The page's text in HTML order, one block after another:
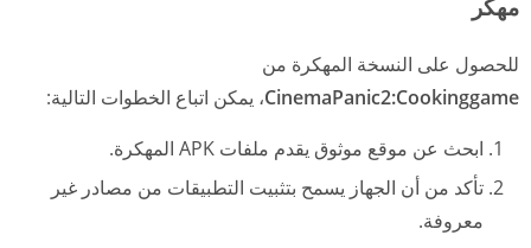
مهكر
للحصول على النسخة المهكرة من
CinemaPanic2:Cookinggame، يمكن اتباع الخطوات التالية:
ابحث عن موقع موثوق يقدم ملفات APK المهكرة.
تأكد من أن الجهاز يسمح بتثبيت التطبيقات من مصادر غير
معروفة.